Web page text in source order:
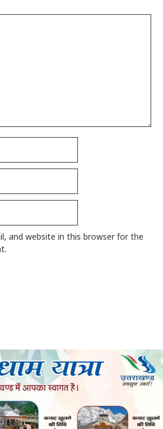
and website in this browser for the